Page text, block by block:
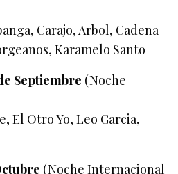
Carajo, Arbol, Cadena
Karamelo Santo
Septiembre (Noche
El Otro Yo, Leo Garcia,
(Noche Internacional